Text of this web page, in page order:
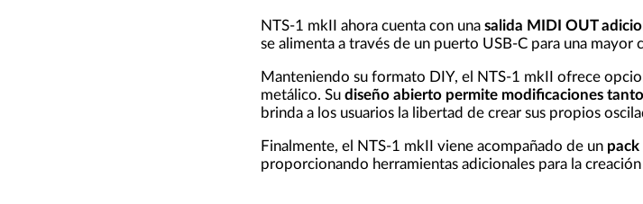
NTS-1 mkII ahora cuenta con una salida MIDI OUT
se alimenta a través de un puerto USB-C para una
Manteniendo su formato DIY, el NTS-1 mkII ofrece
metálico. Su diseño abierto permite modificaciones
brinda a los usuarios la libertad de crear sus propios
Finalmente, el NTS-1 mkII viene acompañado de unpack
proporcionando herramientas adicionales para la